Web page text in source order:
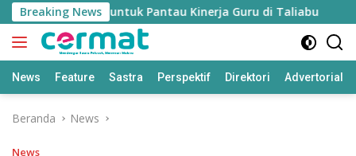
Langsung
ke
konten
Breaking News
Disiapkan untuk Pantau Kinerja Guru di Taliabu
News Feature Sastra Perspektif Direktori Advertorial
Beranda News
News